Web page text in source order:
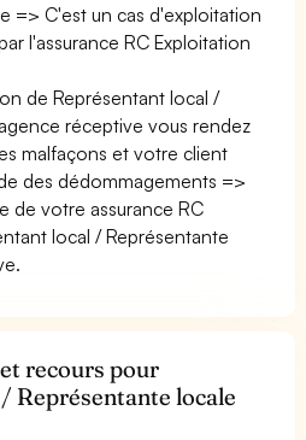
=> C'est un cas d'exploitation
l'assurance RC Exploitation
de Représentant local /
réceptive vous rendez
malfaçons et votre client
des dédommagements =>
de votre assurance RC
local / Représentante
recours pour
Représentante locale